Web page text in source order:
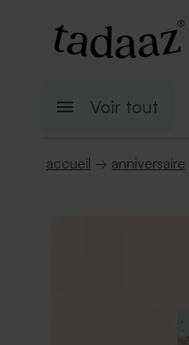
Voir tout
accueil → anniversaire